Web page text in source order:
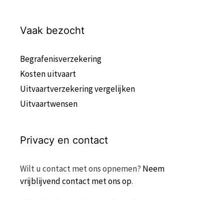
Vaak bezocht
Begrafenisverzekering
Kosten uitvaart
Uitvaartverzekering vergelijken
Uitvaartwensen
Privacy en contact
Wilt u contact met ons opnemen? Neem
vrijblijvend contact met ons op.